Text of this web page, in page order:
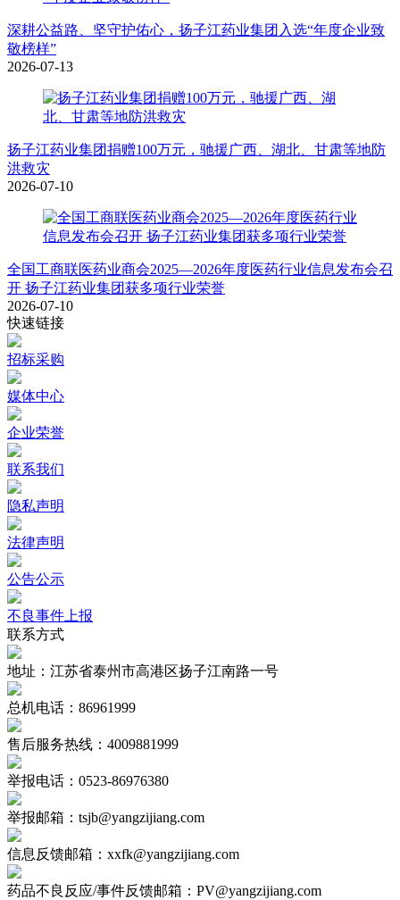
深耕公益路、坚守护佑心，扬子江药业集团入选“年度企业致
敬榜样”
2026-07-13
扬子江药业集团捐赠100万元，驰援广西、湖北、甘肃等地防
洪救灾
2026-07-10
全国工商联医药业商会2025—2026年度医药行业信息发布会召
开 扬子江药业集团获多项行业荣誉
2026-07-10
快速链接
招标采购
媒体中心
企业荣誉
联系我们
隐私声明
法律声明
公告公示
不良事件上报
联系方式
地址：江苏省泰州市高港区扬子江南路一号
总机电话：86961999
售后服务热线：4009881999
举报电话：0523-86976380
举报邮箱：tsjb@yangzijiang.com
信息反馈邮箱：xxfk@yangzijiang.com
药品不良反应/事件反馈邮箱：PV@yangzijiang.com